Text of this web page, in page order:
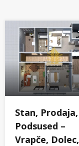
Stan, Prodaja,
Podsused –
Vrapče, Dolec,